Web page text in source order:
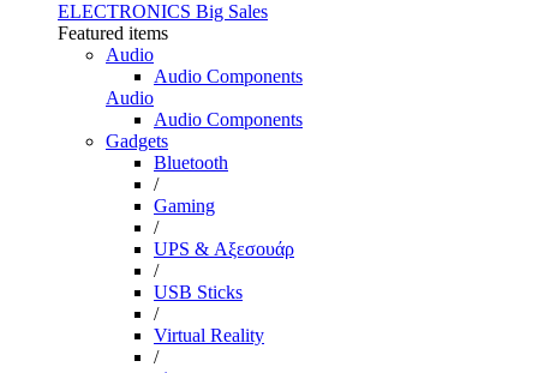
ELECTRONICS Big Sales
Featured items
Audio
Audio Components
Audio
Audio Components
Gadgets
Bluetooth
/
Gaming
/
UPS & Αξεσουάρ
/
USB Sticks
/
Virtual Reality
/